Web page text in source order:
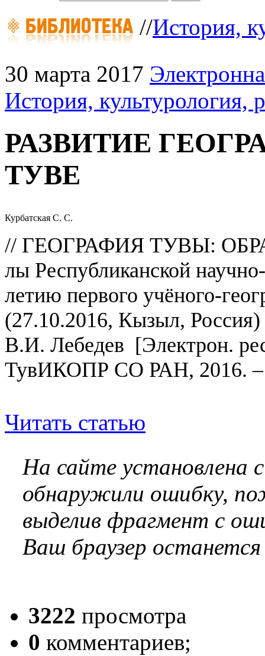
//История,
30 марта 2017
История, культурология,
РАЗВИТИЕ
ТУВЕ
Курбатская С. С.
// ГЕОГРАФИЯ ТУВЫ:
лы Респуб­ликан­ской
летию первого учё­ного-
(27.10.2016, Кызыл,
В.И. Лебедев [Электрон.
ТувИКОПР СО РАН, 2016. –
Читать статью
На сайте установлена
обнаружили ошибку,
выделив фрагмент с
Ваш браузер
3222 просмотра
0 комментариев;